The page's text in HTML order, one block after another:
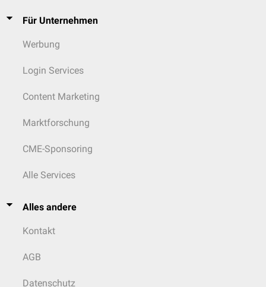
Für Unternehmen
Werbung
Login Services
Content Marketing
Marktforschung
CME-Sponsoring
Alle Services
Alles andere
Kontakt
AGB
Datenschutz